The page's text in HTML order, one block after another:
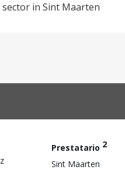
in Sint Maarten
Prestatario 2
Sint Maarten